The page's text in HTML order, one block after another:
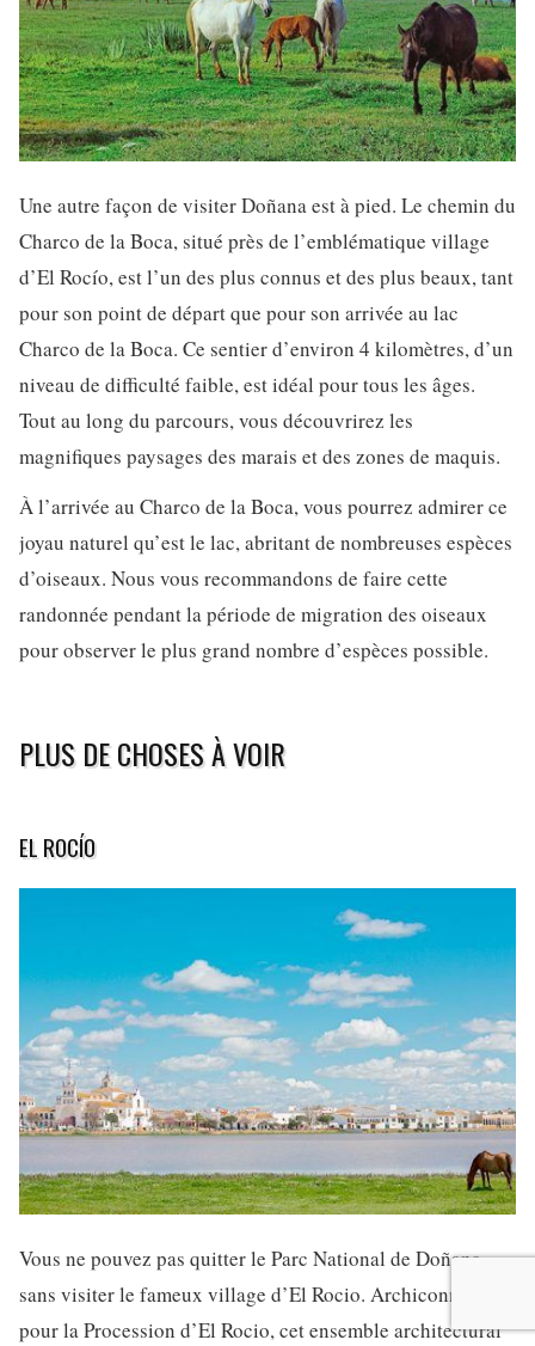
Une autre façon de visiter Doñana est à pied. Le chemin du
Charco de la Boca, situé près de l’emblématique village
d’El Rocío, est l’un des plus connus et des plus beaux, tant
pour son point de départ que pour son arrivée au lac
Charco de la Boca. Ce sentier d’environ 4 kilomètres, d’un
niveau de difficulté faible, est idéal pour tous les âges.
Tout au long du parcours, vous découvrirez les
magnifiques paysages des marais et des zones de maquis.
À l’arrivée au Charco de la Boca, vous pourrez admirer ce
joyau naturel qu’est le lac, abritant de nombreuses espèces
d’oiseaux. Nous vous recommandons de faire cette
randonnée pendant la période de migration des oiseaux
pour observer le plus grand nombre d’espèces possible.
PLUS DE CHOSES À VOIR
EL ROCÍO
Vous ne pouvez pas quitter le Parc National de Doñana
sans visiter le fameux village d’El Rocio. Archiconnue
pour la Procession d’El Rocio, cet ensemble architectural